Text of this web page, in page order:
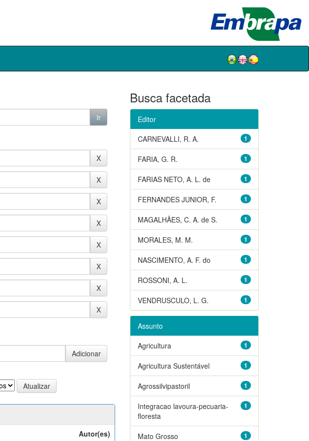
Autor(es)
Busca facetada
Editor
1
CARNEVALLI, R. A.
1
FARIA, G. R.
1
FARIAS NETO, A. L. de
1
FERNANDES JUNIOR, F.
1
MAGALHÃES, C. A. de S.
1
MORALES, M. M.
1
NASCIMENTO, A. F. do
1
ROSSONI, A. L.
1
VENDRUSCULO, L. G.
Assunto
1
Agricultura
1
Agricultura Sustentável
1
Agrossilvipastoril
1
Integracao lavoura-pecuaria-
floresta
1
Mato Grosso